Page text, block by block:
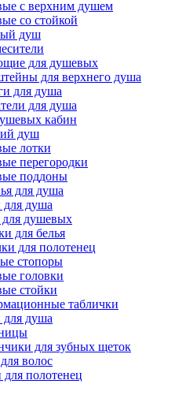
с верхним душем
со стойкой
душ
для душевых
для верхнего душа
для душа
для душа
кабин
душ
лотки
перегородки
поддоны
для душа
душа
для душевых
для белья
для полотенец
стопоры
головки
стойки
таблички
душа
для зубных щеток
волос
полотенец